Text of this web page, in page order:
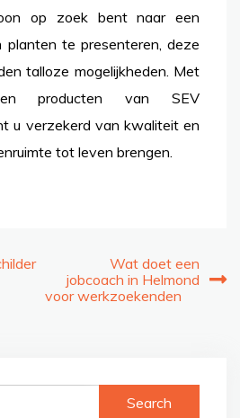
op zoek bent naar een
planten te presenteren, deze
talloze mogelijkheden. Met
producten van SEV
u verzekerd van kwaliteit en
tot leven brengen.
Wat doet een
jobcoach in Helmond
voor werkzoekenden